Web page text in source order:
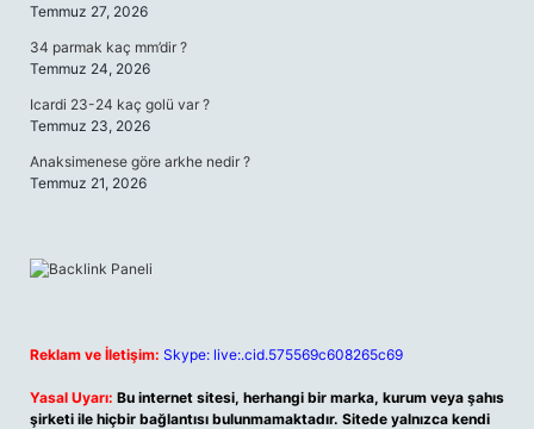
Temmuz 27, 2026
34 parmak kaç mm’dir ?
Temmuz 24, 2026
Icardi 23-24 kaç golü var ?
Temmuz 23, 2026
Anaksimenese göre arkhe nedir ?
Temmuz 21, 2026
Reklam ve İletişim: Skype: live:.cid.575569c608265c69
Yasal Uyarı: Bu internet sitesi, herhangi bir marka, kurum veya şahıs
şirketi ile hiçbir bağlantısı bulunmamaktadır. Sitede yalnızca kendi